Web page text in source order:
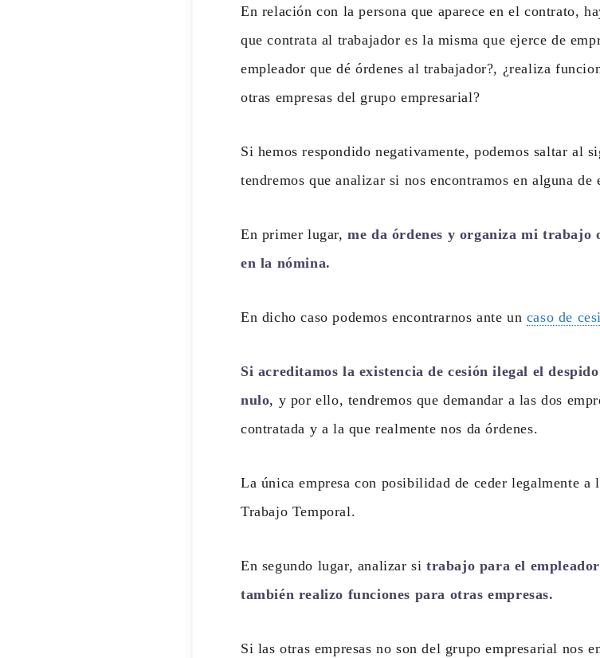
En relación con la persona que aparece en el contrato,
que contrata al trabajador es la misma que ejerce de
empleador que dé órdenes al trabajador?, ¿realiza
otras empresas del grupo empresarial?
Si hemos respondido negativamente, podemos saltar al
tendremos que analizar si nos encontramos en alguna de
En primer lugar,me da órdenes y organiza mi trabajo
en la nómina.
En dicho caso podemos encontrarnos ante un caso de
Si acreditamos la existencia de cesión ilegal el
nulo, y por ello, tendremos que demandar a las dos
contratada y a la que realmente nos da órdenes.
La única empresa con posibilidad de ceder legalmente a
Trabajo Temporal.
En segundo lugar, analizar si trabajo para el
también realizo funciones para otras empresas.
Si las otras empresas no son del grupo empresarial nos